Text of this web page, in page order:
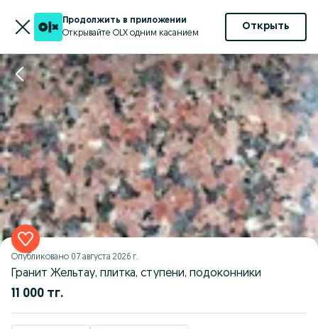
Продолжить в приложении
Открывайте OLX одним касанием
Открыть
Опубликовано 07 августа 2026 г.
Гранит Жельтау, плитка, ступени, подоконники
11 000 тг.